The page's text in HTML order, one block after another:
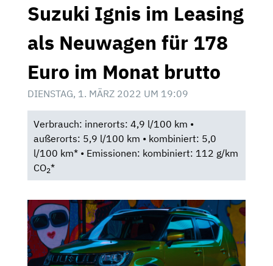
Suzuki Ignis im Leasing
als Neuwagen für 178
Euro im Monat brutto
DIENSTAG, 1. MÄRZ 2022 UM 19:09
Verbrauch: innerorts: 4,9 l/100 km •
außerorts: 5,9 l/100 km • kombiniert: 5,0
l/100 km* • Emissionen: kombiniert: 112 g/km
CO2*